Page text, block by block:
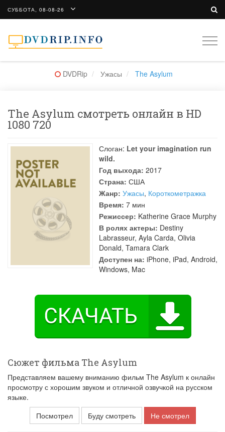
СУББОТА, 08-08-26
DVDRip Ужасы The Asylum
The Asylum смотреть онлайн в HD
1080 720
Слоган: Let your imagination run
wild.
Год выхода: 2017
Страна: США
Жанр: Ужасы, Короткометражка
Время: 7 мин
Режиссер: Katherine Grace Murphy
В ролях актеры: Destiny
Labrasseur, Ayla Carda, Olivia
Donald, Tamara Clark
Доступен на: iPhone, iPad, Android,
Windows, Mac
Сюжет фильма The Asylum
Представляем вашему вниманию фильм The Asylum к онлайн
просмотру с хорошим звуком и отличной озвучкой на русском
языке.
Посмотрел
Буду смотреть Не смотрел